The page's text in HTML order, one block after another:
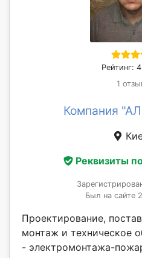
Рейтинг:
1
Компания
Реквизиты
Был на сайте
Проектирование,
монтаж и техническое
- электромонтажа-